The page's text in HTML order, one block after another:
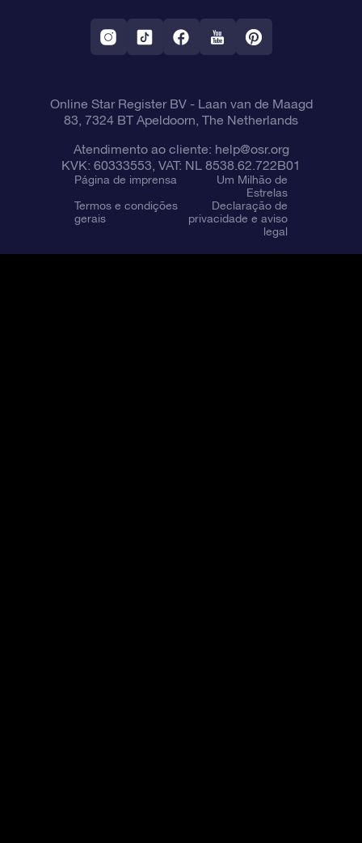
Aplicativo RV Fly me to the stars
Constelações
Online Star Register BV- Laan van de Maagd
83, 7324 BT Apeldoorn, The Netherlands
Atendimento ao cliente: help@osr.org
KVK: 60333553, VAT: NL 8538.62.722B01
Página de imprensa
Um Milhão de
Estrelas
Termos e condições
gerais
Declaração de
privacidade e aviso
legal